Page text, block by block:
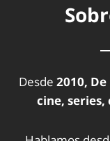
Desde 2010, De
cine,